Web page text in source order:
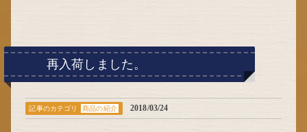
再入荷しました。
記事のカテゴリ 商品の紹介 2018/03/24